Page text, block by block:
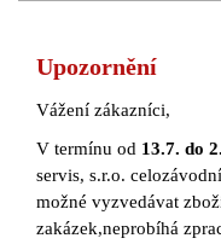
Upozornění
Vážení zákazníci,
V termínu od 13.7. do
servis, s.r.o.
možné vyzvedávat
zakázek,neprobíhá